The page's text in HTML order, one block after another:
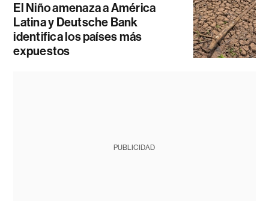
El Niño amenaza a América
Latina y Deutsche Bank
identifica los países más
expuestos
PUBLICIDAD